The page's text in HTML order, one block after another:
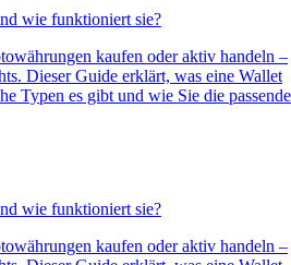
wie funktioniert sie?
kaufen oder aktiv handeln –
Dieser Guide erklärt, was eine Wallet
Typen es gibt und wie Sie die passende
wie funktioniert sie?
kaufen oder aktiv handeln –